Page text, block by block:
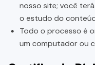
nosso site; você
o estudo do
Todo o processo é
um computador ou